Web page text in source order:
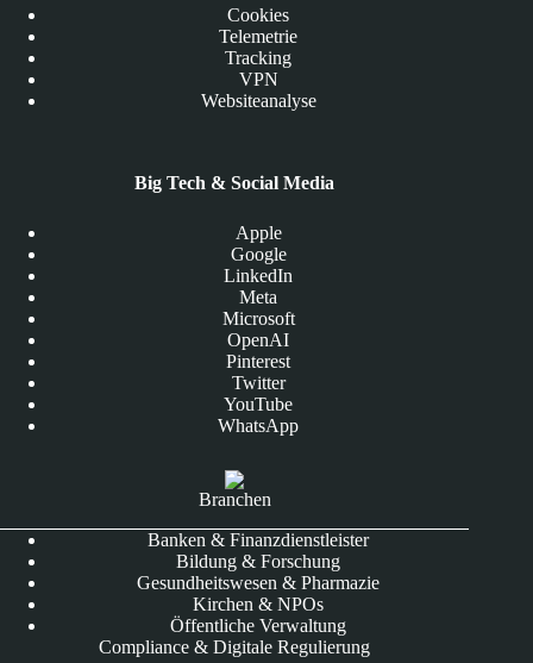
Cookies
Telemetrie
Tracking
VPN
Websiteanalyse
Big Tech & Social Media
Apple
Google
LinkedIn
Meta
Microsoft
OpenAI
Pinterest
Twitter
YouTube
WhatsApp
Branchen
Banken & Finanzdienstleister
Bildung & Forschung
Gesundheitswesen & Pharmazie
Kirchen & NPOs
Öffentliche Verwaltung
Compliance & Digitale Regulierung